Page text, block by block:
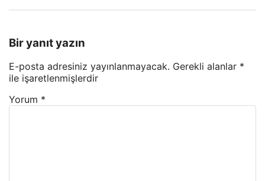
Bir yanıt yazın
E-posta adresiniz yayınlanmayacak. Gerekli alanlar *
ile işaretlenmişlerdir
Yorum *